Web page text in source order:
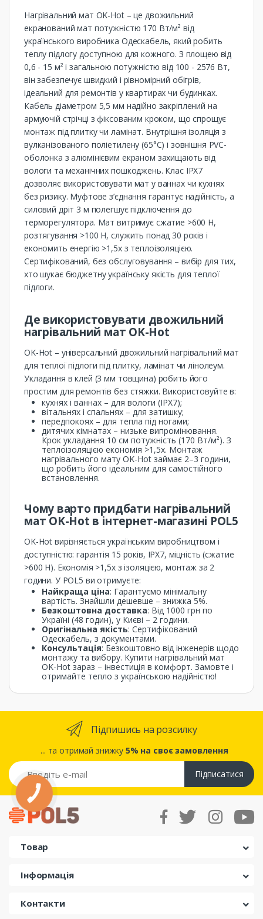
Нагрівальний мат OK-Hot – це двожильний
екранований мат потужністю 170 Вт/м² від
українського виробника Одескабель, який робить
теплу підлогу доступною для кожного. З площею від
0,6 - 15 м² і загальною потужністю від 100 - 2576 Вт,
він забезпечує швидкий і рівномірний обігрів,
ідеальний для ремонтів у квартирах чи будинках.
Кабель діаметром 5,5 мм надійно закріплений на
армуючій стрічці з фіксованим кроком, що спрощує
монтаж під плитку чи ламінат. Внутрішня ізоляція з
вулканізованого поліетилену (65°C) і зовнішня PVC-
оболонка з алюмінієвим екраном захищають від
вологи та механічних пошкоджень. Клас IPX7
дозволяє використовувати мат у ваннах чи кухнях
без ризику. Муфтове з’єднання гарантує надійність, а
силовий дріт 3 м полегшує підключення до
терморегулятора. Мат витримує сжатие >600 Н,
розтягування >100 Н, служить понад 30 років і
економить енергію >1,5x з теплоізоляцією.
Сертифікований, без обслуговування – вибір для тих,
хто шукає бюджетну українську якість для теплої
підлоги.
Де використовувати двожильний
нагрівальний мат OK-Hot
OK-Hot – універсальний двожильний нагрівальний мат
для теплої підлоги під плитку, ламінат чи лінолеум.
Укладання в клей (3 мм товщина) робить його
простим для ремонтів без стяжки. Використовуйте в:
кухнях і ваннах – для вологи (IPX7);
вітальнях і спальнях – для затишку;
передпокоях – для тепла під ногами;
дитячих кімнатах – низьке випромінювання.
Крок укладання 10 см потужність (170 Вт/м²). З
теплоізоляцією економія >1,5x. Монтаж
нагрівального мату OK-Hot займає 2–3 години,
що робить його ідеальним для самостійного
встановлення.
Чому варто придбати нагрівальний
мат OK-Hot в інтернет-магазині POL5
OK-Hot вирізняється українським виробництвом і
доступністю: гарантія 15 років, IPX7, міцність (сжатие
>600 Н). Економія >1,5x з ізоляцією, монтаж за 2
години. У POL5 ви отримуєте:
Найкраща ціна: Гарантуємо мінімальну
вартість. Знайшли дешевше – знижка 5%.
Безкоштовна доставка: Від 1000 грн по
Україні (48 годин), у Києві – 2 години.
Оригінальна якість: Сертифікований
Одескабель, з документами.
Консультація: Безкоштовно від інженерів щодо
монтажу та вибору. Купити нагрівальний мат
OK-Hot зараз – інвестиція в комфорт. Замовте і
отримайте тепло з українською надійністю!
Підпишись на розсилку
... та отримай знижку 5% на своє замовлення
Підписатися
Товар
Інформація
Контакти
КНОПКА
ЗВ'ЯЗКУ